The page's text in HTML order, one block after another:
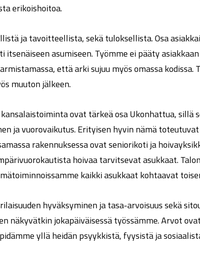
erikoishoitoa.
ja tavoitteellista, sekä tuloksellista. Osa
itsenäiseen asumiseen. Työmme ei pääty
että arki sujuu myös omassa kodissa.
muuton jälkeen.
ovat tärkeä osa Ukonhattua,
ja vuorovaikutus. Erityisen hyvin nämä
rakennuksessa ovat seniorikoti ja
hoivaa tarvitsevat asukkaat.
kaikki asukkaat kohtaavat
hyväksyminen ja tasa-arvoisuus sekä
näkyvätkin jokapäiväisessä työssämme. Arvot
yllä heidän psyykkistä, fyysistä ja